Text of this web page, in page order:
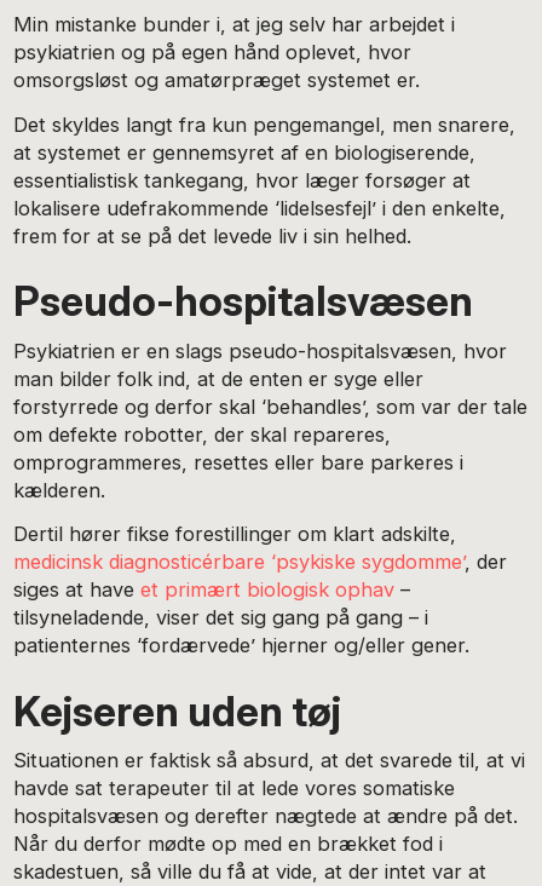
Min mistanke bunder i, at jeg selv har arbejdet i
psykiatrien og på egen hånd oplevet, hvor
omsorgsløst og amatørpræget systemet er.
Det skyldes langt fra kun pengemangel, men snarere,
at systemet er gennemsyret af en biologiserende,
essentialistisk tankegang, hvor læger forsøger at
lokalisere udefrakommende ‘lidelsesfejl’ i den enkelte,
frem for at se på det levede liv i sin helhed.
Pseudo-hospitalsvæsen
Psykiatrien er en slags pseudo-hospitalsvæsen, hvor
man bilder folk ind, at de enten er syge eller
forstyrrede og derfor skal ‘behandles’, som var der tale
om defekte robotter, der skal repareres,
omprogrammeres, resettes eller bare parkeres i
kælderen.
Dertil hører fikse forestillinger om klart adskilte,
medicinsk diagnosticérbare ‘psykiske sygdomme’, der
siges at haveet primært biologisk ophav –
tilsyneladende, viser det sig gang på gang – i
patienternes ‘fordærvede’ hjerner og/eller gener.
Kejseren uden tøj
Situationen er faktisk så absurd, at det svarede til, at vi
havde sat terapeuter til at lede vores somatiske
hospitalsvæsen og derefter nægtede at ændre på det.
Når du derfor mødte op med en brækket fod i
skadestuen, så ville du få at vide, at der intet var at